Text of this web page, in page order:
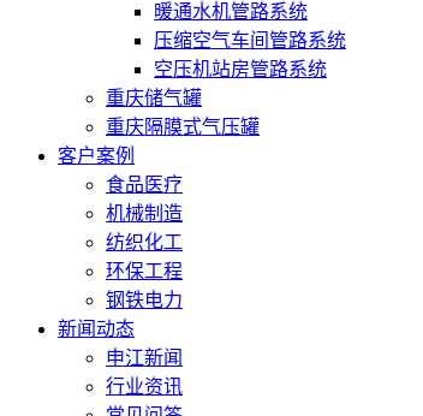
暖通水机管路系统
压缩空气车间管路系统
空压机站房管路系统
重庆储气罐
重庆隔膜式气压罐
客户案例
食品医疗
机械制造
纺织化工
环保工程
钢铁电力
新闻动态
申江新闻
行业资讯